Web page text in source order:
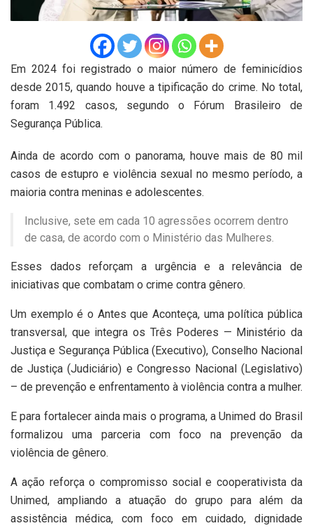
Em 2024 foi registrado o maior número de feminicídios
desde 2015, quando houve a tipificação do crime. No total,
foram 1.492 casos, segundo o Fórum Brasileiro de
Segurança Pública.
Ainda de acordo com o panorama, houve mais de 80 mil
casos de estupro e violência sexual no mesmo período, a
maioria contra meninas e adolescentes.
Inclusive, sete em cada 10 agressões ocorrem dentro
de casa, de acordo com o Ministério das Mulheres.
Esses dados reforçam a urgência e a relevância de
iniciativas que combatam o crime contra gênero.
Um exemplo é o Antes que Aconteça, uma política pública
transversal, que integra os Três Poderes — Ministério da
Justiça e Segurança Pública (Executivo), Conselho Nacional
de Justiça (Judiciário) e Congresso Nacional (Legislativo)
– de prevenção e enfrentamento à violência contra a mulher.
E para fortalecer ainda mais o programa, a Unimed do Brasil
formalizou uma parceria com foco na prevenção da
violência de gênero.
A ação reforça o compromisso social e cooperativista da
Unimed, ampliando a atuação do grupo para além da
assistência médica, com foco em cuidado, dignidade